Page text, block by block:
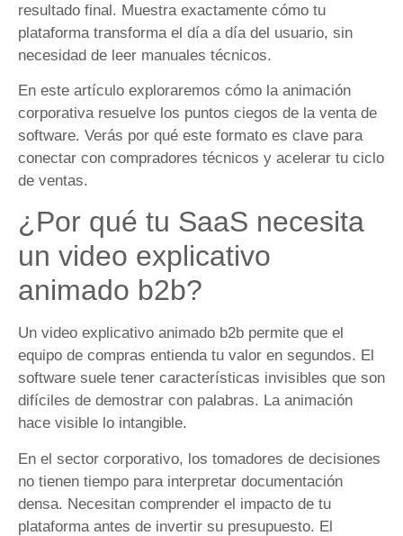
resultado final. Muestra exactamente cómo tu
plataforma transforma el día a día del usuario, sin
necesidad de leer manuales técnicos.
En este artículo exploraremos cómo la animación
corporativa resuelve los puntos ciegos de la venta de
software. Verás por qué este formato es clave para
conectar con compradores técnicos y acelerar tu ciclo
de ventas.
¿Por qué tu SaaS necesita
un video explicativo
animado b2b?
Un video explicativo animado b2b permite que el
equipo de compras entienda tu valor en segundos. El
software suele tener características invisibles que son
difíciles de demostrar con palabras. La animación
hace visible lo intangible.
En el sector corporativo, los tomadores de decisiones
no tienen tiempo para interpretar documentación
densa. Necesitan comprender el impacto de tu
plataforma antes de invertir su presupuesto. El